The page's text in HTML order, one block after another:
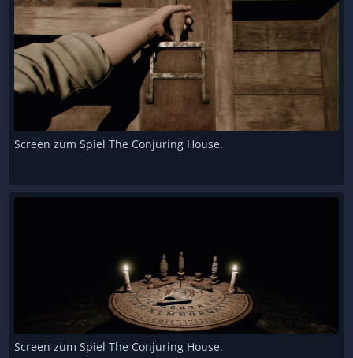
Screen zum Spiel The Conjuring House.
Screen zum Spiel The Conjuring House.